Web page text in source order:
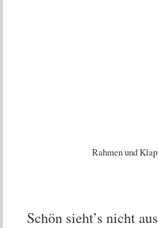
Rahmen und
Schön sieht’s nicht